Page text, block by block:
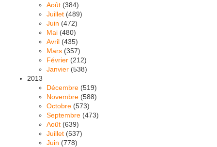
Août (384)
Juillet (489)
Juin (472)
Mai (480)
Avril (435)
Mars (357)
Février (212)
Janvier (538)
2013
Décembre (519)
Novembre (588)
Octobre (573)
Septembre (473)
Août (639)
Juillet (537)
Juin (778)